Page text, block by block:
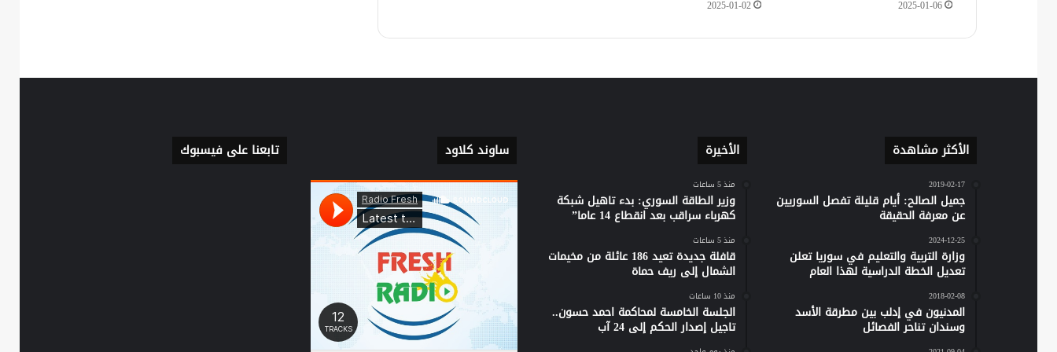
البلد) عن واقع المخيمات واحتمالات
2025-01-06
2025-01-02
الأكثر مشاهدة
2019-02-17
جميل الصالح: أيام قليلة تفصل السوريين
عن معرفة الحقيقة
2024-12-25
وزارة التربية والتعليم في سوريا تعلن
تعديل الخطة الدراسية لهذا العام
2018-02-08
المدنيون في إدلب بين مطرقة الأسد
وسندان تناحر الفصائل
الأخيرة
منذ 5 ساعات
وزير الطاقة السوري: بدء تاهيل شبكة
كهرباء سراقب بعد انقطاع 14 عاما”
منذ 5 ساعات
قافلة جديدة تعيد 186 عائلة من مخيمات
الشمال إلى ريف حماة
منذ 10 ساعات
الجلسة الخامسة لمحاكمة احمد حسون..
تاجيل إصدار الحكم إلى 24 آب
ساوند كلاود تابعنا على فيسبوك